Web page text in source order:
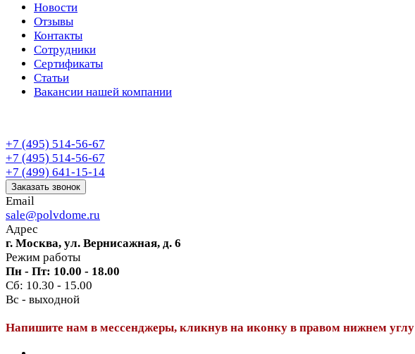
Новости
Отзывы
Контакты
Сотрудники
Сертификаты
Статьи
Вакансии нашей компании
+7 (495) 514-56-67
+7 (495) 514-56-67
+7 (499) 641-15-14
Заказать звонок
Email
sale@polvdome.ru
Адрес
г. Москва, ул. Вернисажная, д. 6
Режим работы
Пн - Пт: 10.00 - 18.00
Сб: 10.30 - 15.00
Вс - выходной
Напишите нам в мессенджеры, кликнув на иконку в правом нижнем углу